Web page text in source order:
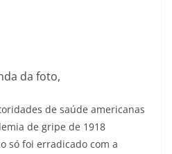
da foto,
de saúde americanas
de gripe de 1918
só foi erradicado com a